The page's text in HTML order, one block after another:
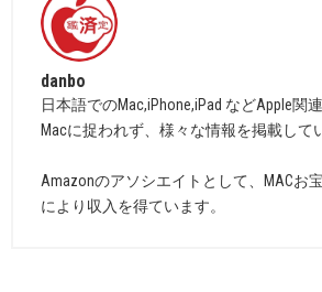
danbo
日本語でのMac,iPhone,iPad などApple関
Macに捉われず、様々な情報を掲載して
Amazonのアソシエイトとして、MACお
により収入を得ています。